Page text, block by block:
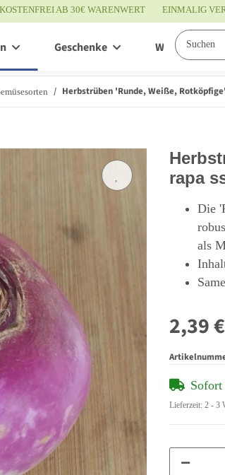
AB 30€ WARENWERT EINMALIG
Geschenke Wissenswertes
Herbstrüben 'Runde, Weiße,
rapa
Die
als
2,39 €
Lieferzeit: 2 - 3